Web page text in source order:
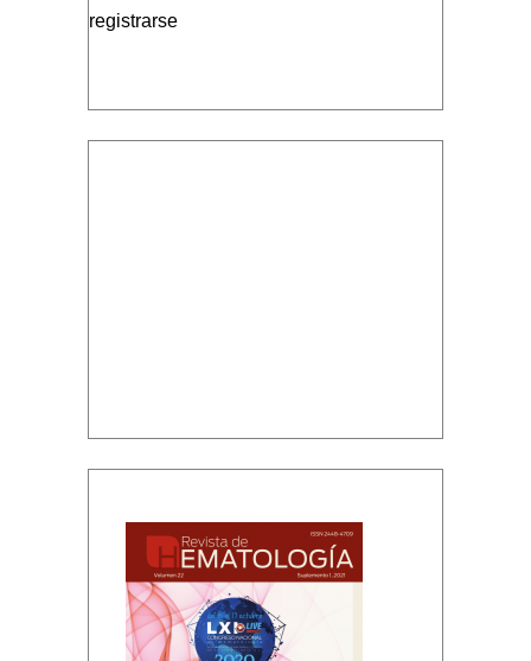
registrarse